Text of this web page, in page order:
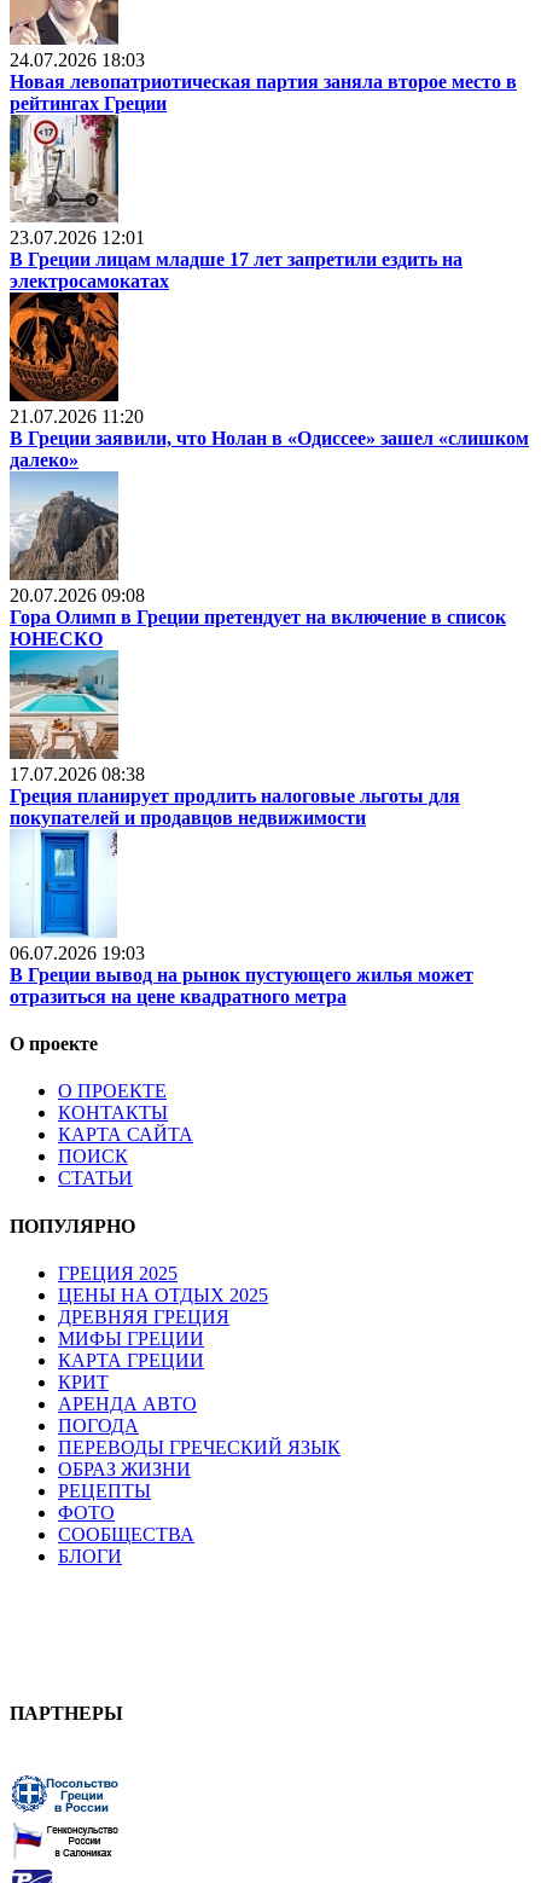
24.07.2026 18:03
Новая левопатриотическая партия заняла второе место в
рейтингах Греции
23.07.2026 12:01
В Греции лицам младше 17 лет запретили ездить на
электросамокатах
21.07.2026 11:20
В Греции заявили, что Нолан в «Одиссее» зашел «слишком
далеко»
20.07.2026 09:08
Гора Олимп в Греции претендует на включение в список
ЮНЕСКО
17.07.2026 08:38
Греция планирует продлить налоговые льготы для
покупателей и продавцов недвижимости
06.07.2026 19:03
В Греции вывод на рынок пустующего жилья может
отразиться на цене квадратного метра
О проекте
О ПРОЕКТЕ
КОНТАКТЫ
КАРТА САЙТА
ПОИСК
СТАТЬИ
ПОПУЛЯРНО
ГРЕЦИЯ 2025
ЦЕНЫ НА ОТДЫХ 2025
ДРЕВНЯЯ ГРЕЦИЯ
МИФЫ ГРЕЦИИ
КАРТА ГРЕЦИИ
КРИТ
АРЕНДА АВТО
ПОГОДА
ПЕРЕВОДЫ ГРЕЧЕСКИЙ ЯЗЫК
ОБРАЗ ЖИЗНИ
РЕЦЕПТЫ
ФОТО
СООБЩЕСТВА
БЛОГИ
ПАРТНЕРЫ